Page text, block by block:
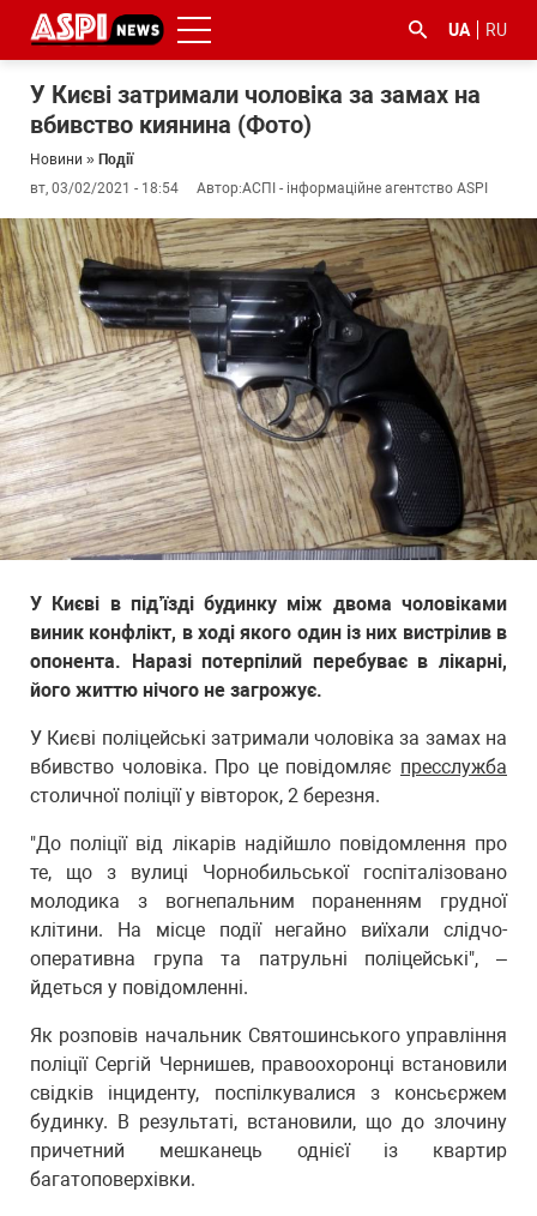
UA RU
У Києві затримали чоловіка за замах на
вбивство киянина (Фото)
Новини » Події
вт, 03/02/2021 - 18:54
Автор:АСПІ - інформаційне агентство ASPI
У Києві в під’їзді будинку між двома чоловіками
виник конфлікт, в ході якого один із них вистрілив в
опонента. Наразі потерпілий перебуває в лікарні,
його життю нічого не загрожує.
У Києві поліцейські затримали чоловіка за замах на
вбивство чоловіка. Про це повідомляє пресслужба
столичної поліції у вівторок, 2 березня.
"До поліції від лікарів надійшло повідомлення про
те, що з вулиці Чорнобильської госпіталізовано
молодика з вогнепальним пораненням грудної
клітини. На місце події негайно виїхали слідчо-
оперативна група та патрульні поліцейські", –
йдеться у повідомленні.
Як розповів начальник Святошинського управління
поліції Сергій Чернишев, правоохоронці встановили
свідків інциденту, поспілкувалися з консьєржем
будинку. В результаті, встановили, що до злочину
причетний мешканець однієї із квартир
багатоповерхівки.
#ООС
#боротьба
з
корупцією
#ДФС #Київ #коронавірус